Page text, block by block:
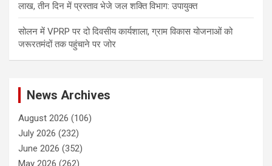
लाख, तीन दिन में प्रस्ताव भेजे जल शक्ति विभाग: उपायुक्त
सोलन में VPRP पर दो दिवसीय कार्यशाला, ग्राम विकास योजनाओं को
जरूरतमंदों तक पहुंचाने पर जोर
News Archives
August 2026 (106)
July 2026 (232)
June 2026 (352)